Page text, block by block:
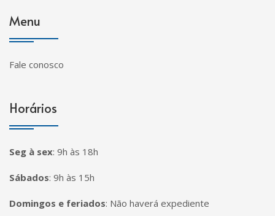
Menu
Fale conosco
Horários
Seg à sex: 9h às 18h
Sábados: 9h às 15h
Domingos e feriados: Não haverá expediente